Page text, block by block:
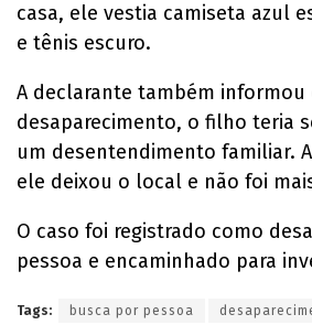
casa, ele vestia camiseta azul
e tênis escuro.
A declarante também informou
desaparecimento, o filho teria
um desentendimento familiar.
ele deixou o local e não foi
O caso foi registrado como
pessoa e encaminhado para
Tags: busca por pessoa